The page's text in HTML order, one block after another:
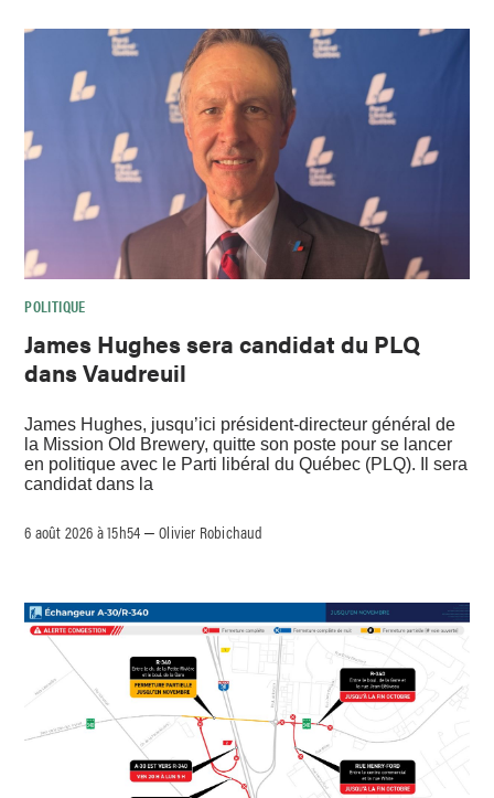
POLITIQUE
James Hughes sera candidat du PLQ
dans Vaudreuil
James Hughes, jusqu’ici président-directeur général de
la Mission Old Brewery, quitte son poste pour se lancer
en politique avec le Parti libéral du Québec (PLQ). Il sera
candidat dans la
6 août 2026 à 15h54 –Olivier Robichaud